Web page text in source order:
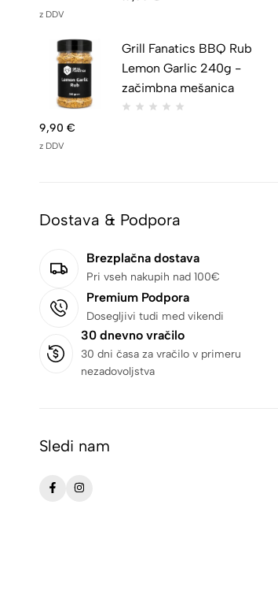
z DDV
Grill Fanatics BBQ Rub
Lemon Garlic 240g -
začimbna mešanica
9,90 €
z DDV
Dostava & Podpora
Brezplačna dostava
Pri vseh nakupih nad 100€
Premium Podpora
Dosegljivi tudi med vikendi
30 dnevno vračilo
30 dni časa za vračilo v primeru
nezadovoljstva
Sledi nam